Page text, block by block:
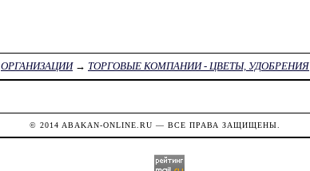
ОРГАНИЗАЦИИ→ ТОРГОВЫЕ КОМПАНИИ - ЦВЕТЫ, УДОБРЕНИЯ
© 2014 ABAKAN-ONLINE.RU — ВСЕ ПРАВА ЗАЩИЩЕНЫ.